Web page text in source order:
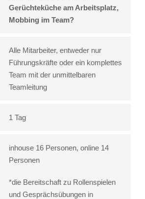
Gerüchteküche am Arbeitsplatz,
Mobbing im Team?
Alle Mitarbeiter, entweder nur
Führungskräfte oder ein komplettes
Team mit der unmittelbaren
Teamleitung
1 Tag
inhouse 16 Personen, online 14
Personen
*die Bereitschaft zu Rollenspielen
und Gesprächsübungen in